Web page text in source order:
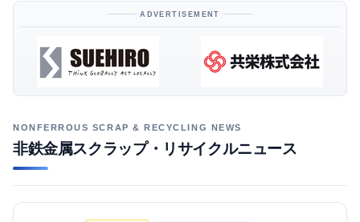
ADVERTISEMENT
非鉄金属スクラップ・リサイクルニュース